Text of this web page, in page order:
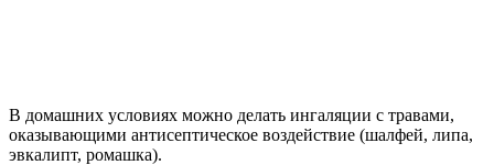
В домашних условиях можно делать ингаляции с травами,
оказывающими антисептическое воздействие (шалфей, липа,
эвкалипт, ромашка).